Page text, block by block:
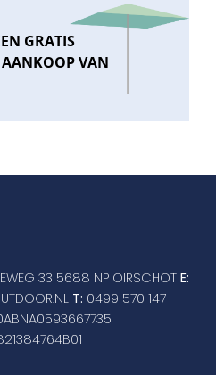
GRATIS
AANKOOP VAN
33 5688 NP OIRSCHOT E:
T: 0499 570 147